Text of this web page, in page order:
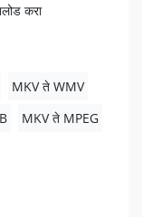
करा
MKV ते WMV
MKV ते MPEG